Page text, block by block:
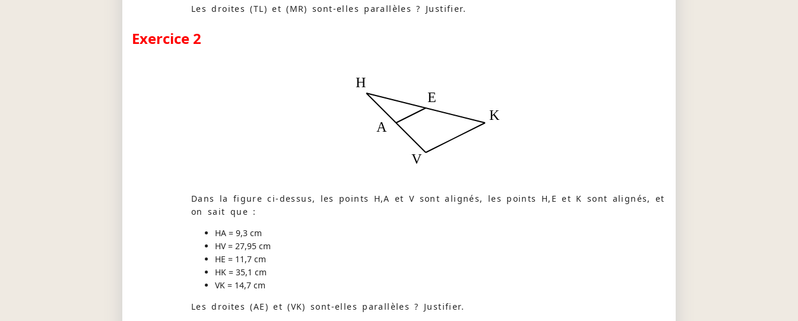
Les droites (TL) et (MR) sont-elles parallèles ? Justifier.
Exercice 2
K
H
V
A
E
Dans la figure ci-dessus, les points H,A et V sont alignés, les points H,E et K sont alignés, et
on sait que :
HA = 9,3 cm
HV = 27,95 cm
HE = 11,7 cm
HK = 35,1 cm
VK = 14,7 cm
Les droites (AE) et (VK) sont-elles parallèles ? Justifier.